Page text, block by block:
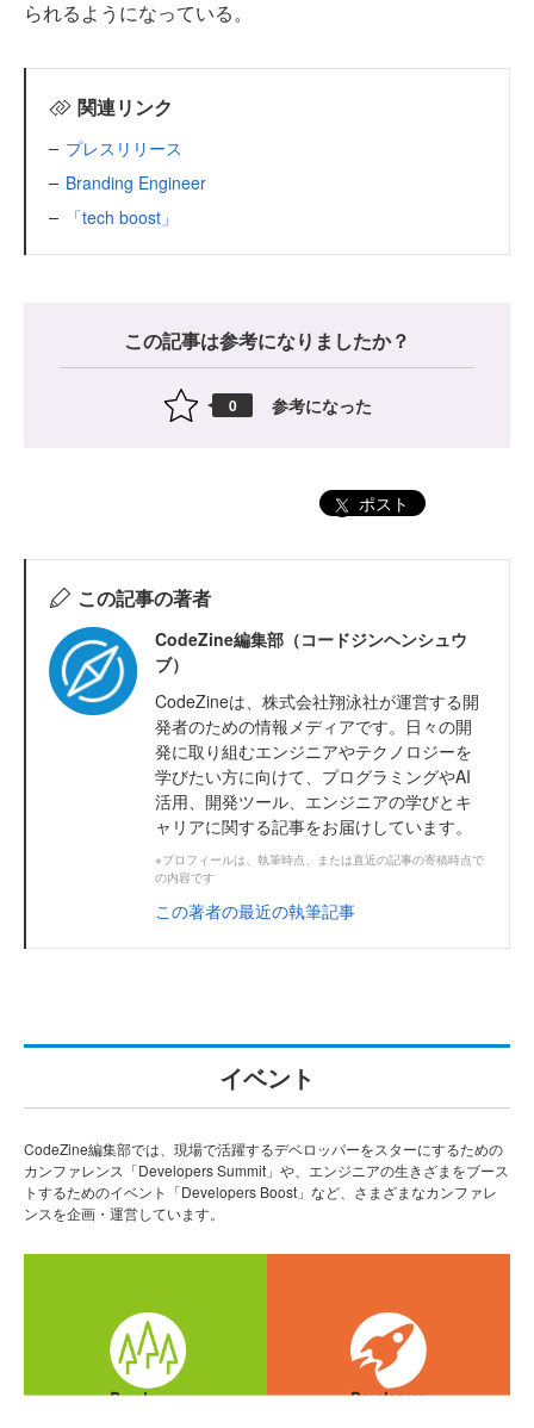
られるようになっている。
関連リンク
プレスリリース
Branding Engineer
「tech boost」
この記事は参考になりましたか？
0 参考になった
ポスト
この記事の著者
CodeZine編集部（コードジンヘンシュウ
ブ）
CodeZineは、株式会社翔泳社が運営する開
発者のための情報メディアです。日々の開
発に取り組むエンジニアやテクノロジーを
学びたい方に向けて、プログラミングやAI
活用、開発ツール、エンジニアの学びとキ
ャリアに関する記事をお届けしています。
※プロフィールは、執筆時点、または直近の記事の寄稿時点で
の内容です
この著者の最近の執筆記事
イベント
CodeZine編集部では、現場で活躍するデベロッパーをスターにするための
カンファレンス「Developers Summit」や、エンジニアの生きざまをブース
トするためのイベント「Developers Boost」など、さまざまなカンファレ
ンスを企画・運営しています。